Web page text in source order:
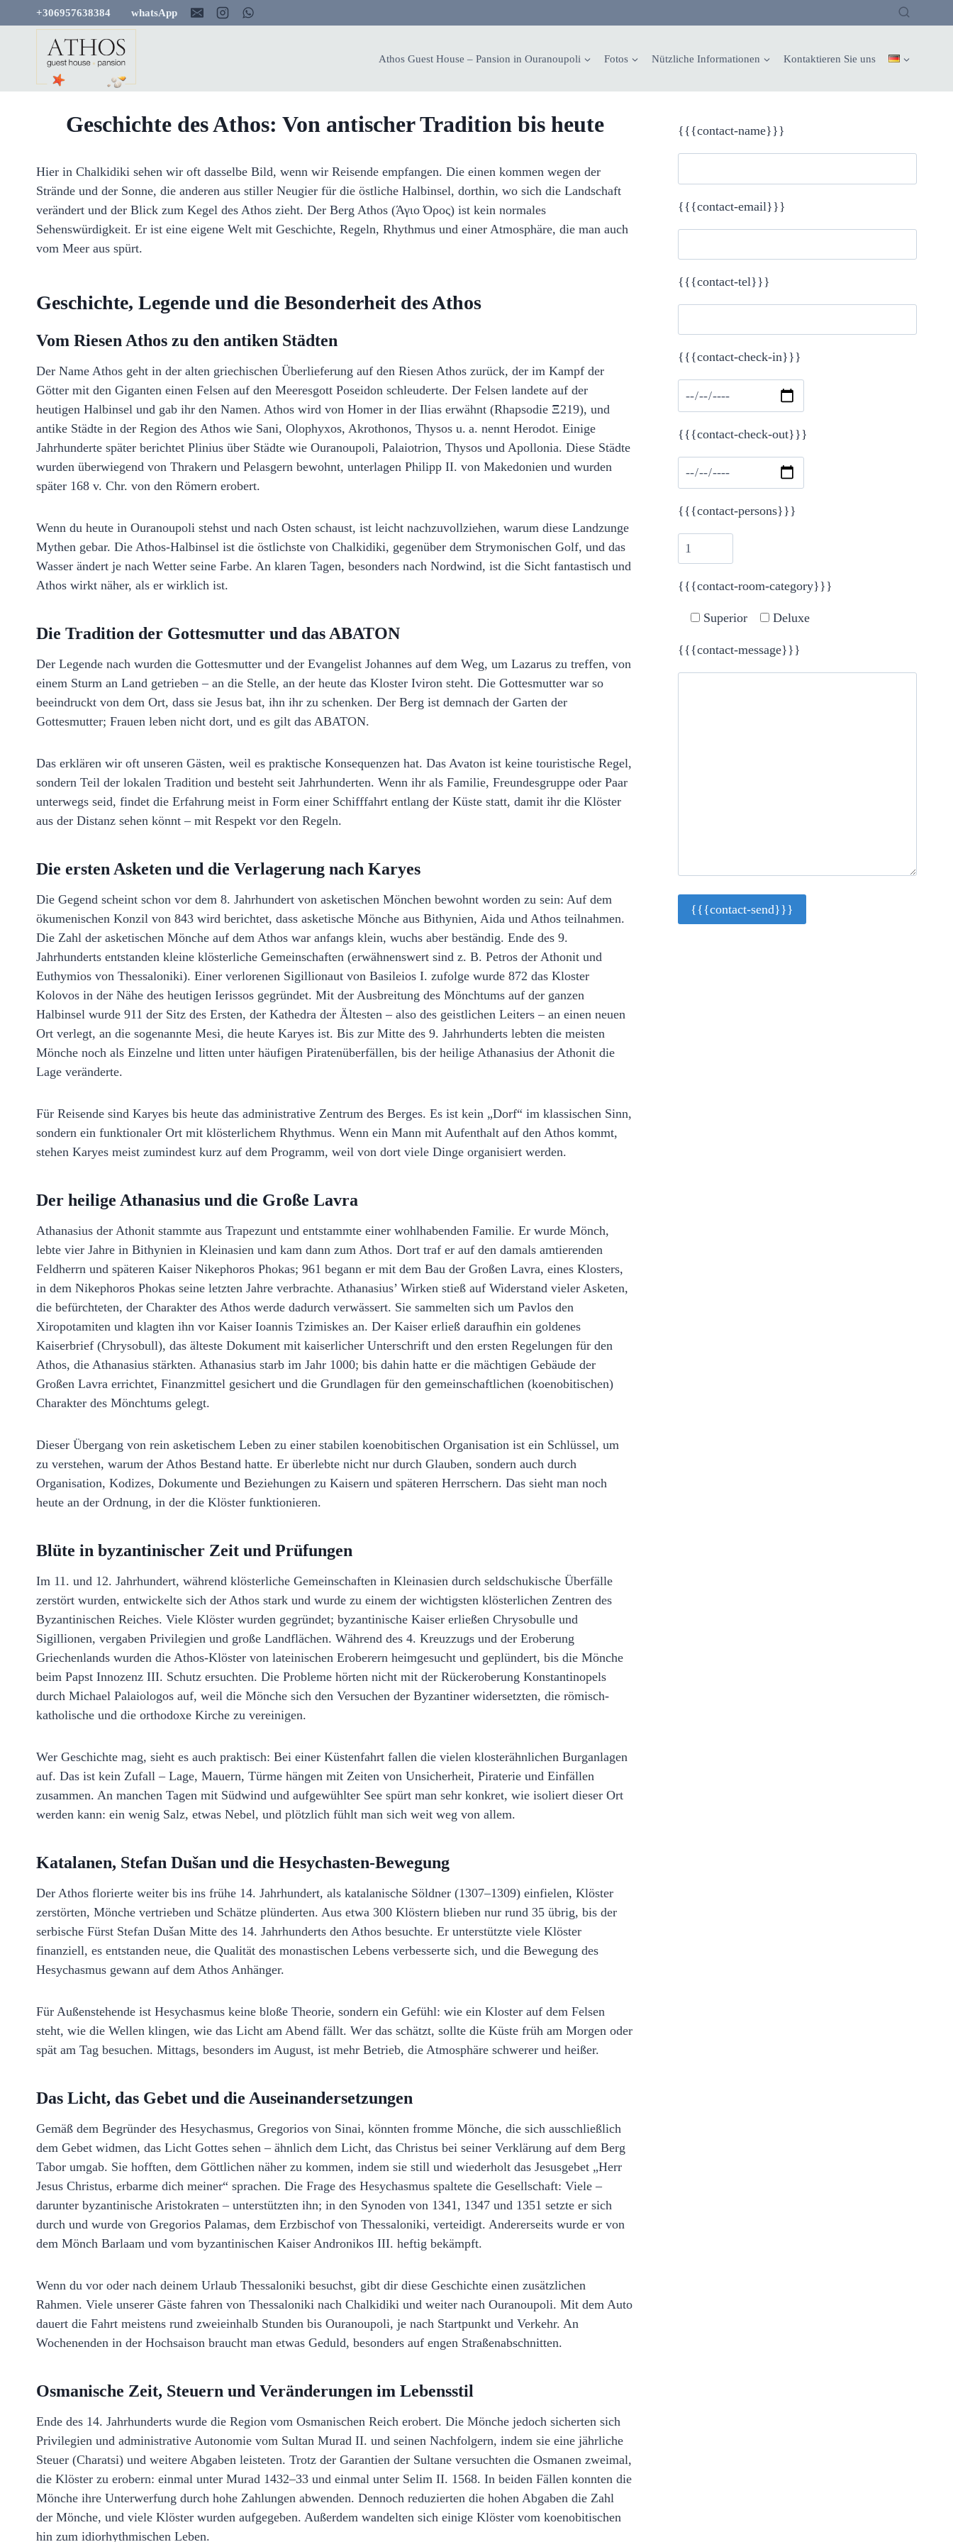
Inhalt
+306957638384 whatsApp
Athos Guest House – Pansion in Ouranoupoli Fotos Nützliche Informationen Kontaktieren Sie uns
Geschichte des Athos: Von antischer Tradition bis heute
Hier in Chalkidiki sehen wir oft dasselbe Bild, wenn wir Reisende empfangen. Die einen kommen wegen der
Strände und der Sonne, die anderen aus stiller Neugier für die östliche Halbinsel, dorthin, wo sich die Landschaft
verändert und der Blick zum Kegel des Athos zieht. Der Berg Athos (Άγιο Όρος) ist kein normales
Sehenswürdigkeit. Er ist eine eigene Welt mit Geschichte, Regeln, Rhythmus und einer Atmosphäre, die man auch
vom Meer aus spürt.
Geschichte, Legende und die Besonderheit des Athos
Vom Riesen Athos zu den antiken Städten
Der Name Athos geht in der alten griechischen Überlieferung auf den Riesen Athos zurück, der im Kampf der
Götter mit den Giganten einen Felsen auf den Meeresgott Poseidon schleuderte. Der Felsen landete auf der
heutigen Halbinsel und gab ihr den Namen. Athos wird von Homer in der Ilias erwähnt (Rhapsodie Ξ219), und
antike Städte in der Region des Athos wie Sani, Olophyxos, Akrothonos, Thysos u. a. nennt Herodot. Einige
Jahrhunderte später berichtet Plinius über Städte wie Ouranoupoli, Palaiotrion, Thysos und Apollonia. Diese Städte
wurden überwiegend von Thrakern und Pelasgern bewohnt, unterlagen Philipp II. von Makedonien und wurden
später 168 v. Chr. von den Römern erobert.
Wenn du heute in Ouranoupoli stehst und nach Osten schaust, ist leicht nachzuvollziehen, warum diese Landzunge
Mythen gebar. Die Athos-Halbinsel ist die östlichste von Chalkidiki, gegenüber dem Strymonischen Golf, und das
Wasser ändert je nach Wetter seine Farbe. An klaren Tagen, besonders nach Nordwind, ist die Sicht fantastisch und
Athos wirkt näher, als er wirklich ist.
Die Tradition der Gottesmutter und das ABATON
Der Legende nach wurden die Gottesmutter und der Evangelist Johannes auf dem Weg, um Lazarus zu treffen, von
einem Sturm an Land getrieben – an die Stelle, an der heute das Kloster Iviron steht. Die Gottesmutter war so
beeindruckt von dem Ort, dass sie Jesus bat, ihn ihr zu schenken. Der Berg ist demnach der Garten der
Gottesmutter; Frauen leben nicht dort, und es gilt das ABATON.
Das erklären wir oft unseren Gästen, weil es praktische Konsequenzen hat. Das Avaton ist keine touristische Regel,
sondern Teil der lokalen Tradition und besteht seit Jahrhunderten. Wenn ihr als Familie, Freundesgruppe oder Paar
unterwegs seid, findet die Erfahrung meist in Form einer Schifffahrt entlang der Küste statt, damit ihr die Klöster
aus der Distanz sehen könnt – mit Respekt vor den Regeln.
Die ersten Asketen und die Verlagerung nach Karyes
Die Gegend scheint schon vor dem 8. Jahrhundert von asketischen Mönchen bewohnt worden zu sein: Auf dem
ökumenischen Konzil von 843 wird berichtet, dass asketische Mönche aus Bithynien, Aida und Athos teilnahmen.
Die Zahl der asketischen Mönche auf dem Athos war anfangs klein, wuchs aber beständig. Ende des 9.
Jahrhunderts entstanden kleine klösterliche Gemeinschaften (erwähnenswert sind z. B. Petros der Athonit und
Euthymios von Thessaloniki). Einer verlorenen Sigillionaut von Basileios I. zufolge wurde 872 das Kloster
Kolovos in der Nähe des heutigen Ierissos gegründet. Mit der Ausbreitung des Mönchtums auf der ganzen
Halbinsel wurde 911 der Sitz des Ersten, der Kathedra der Ältesten – also des geistlichen Leiters – an einen neuen
Ort verlegt, an die sogenannte Mesi, die heute Karyes ist. Bis zur Mitte des 9. Jahrhunderts lebten die meisten
Mönche noch als Einzelne und litten unter häufigen Piratenüberfällen, bis der heilige Athanasius der Athonit die
Lage veränderte.
Für Reisende sind Karyes bis heute das administrative Zentrum des Berges. Es ist kein „Dorf“ im klassischen Sinn,
sondern ein funktionaler Ort mit klösterlichem Rhythmus. Wenn ein Mann mit Aufenthalt auf den Athos kommt,
stehen Karyes meist zumindest kurz auf dem Programm, weil von dort viele Dinge organisiert werden.
Der heilige Athanasius und die Große Lavra
Athanasius der Athonit stammte aus Trapezunt und entstammte einer wohlhabenden Familie. Er wurde Mönch,
lebte vier Jahre in Bithynien in Kleinasien und kam dann zum Athos. Dort traf er auf den damals amtierenden
Feldherrn und späteren Kaiser Nikephoros Phokas; 961 begann er mit dem Bau der Großen Lavra, eines Klosters,
in dem Nikephoros Phokas seine letzten Jahre verbrachte. Athanasius’ Wirken stieß auf Widerstand vieler Asketen,
die befürchteten, der Charakter des Athos werde dadurch verwässert. Sie sammelten sich um Pavlos den
Xiropotamiten und klagten ihn vor Kaiser Ioannis Tzimiskes an. Der Kaiser erließ daraufhin ein goldenes
Kaiserbrief (Chrysobull), das älteste Dokument mit kaiserlicher Unterschrift und den ersten Regelungen für den
Athos, die Athanasius stärkten. Athanasius starb im Jahr 1000; bis dahin hatte er die mächtigen Gebäude der
Großen Lavra errichtet, Finanzmittel gesichert und die Grundlagen für den gemeinschaftlichen (koenobitischen)
Charakter des Mönchtums gelegt.
Dieser Übergang von rein asketischem Leben zu einer stabilen koenobitischen Organisation ist ein Schlüssel, um
zu verstehen, warum der Athos Bestand hatte. Er überlebte nicht nur durch Glauben, sondern auch durch
Organisation, Kodizes, Dokumente und Beziehungen zu Kaisern und späteren Herrschern. Das sieht man noch
heute an der Ordnung, in der die Klöster funktionieren.
Blüte in byzantinischer Zeit und Prüfungen
Im 11. und 12. Jahrhundert, während klösterliche Gemeinschaften in Kleinasien durch seldschukische Überfälle
zerstört wurden, entwickelte sich der Athos stark und wurde zu einem der wichtigsten klösterlichen Zentren des
Byzantinischen Reiches. Viele Klöster wurden gegründet; byzantinische Kaiser erließen Chrysobulle und
Sigillionen, vergaben Privilegien und große Landflächen. Während des 4. Kreuzzugs und der Eroberung
Griechenlands wurden die Athos-Klöster von lateinischen Eroberern heimgesucht und geplündert, bis die Mönche
beim Papst Innozenz III. Schutz ersuchten. Die Probleme hörten nicht mit der Rückeroberung Konstantinopels
durch Michael Palaiologos auf, weil die Mönche sich den Versuchen der Byzantiner widersetzten, die römisch-
katholische und die orthodoxe Kirche zu vereinigen.
Wer Geschichte mag, sieht es auch praktisch: Bei einer Küstenfahrt fallen die vielen klosterähnlichen Burganlagen
auf. Das ist kein Zufall – Lage, Mauern, Türme hängen mit Zeiten von Unsicherheit, Piraterie und Einfällen
zusammen. An manchen Tagen mit Südwind und aufgewühlter See spürt man sehr konkret, wie isoliert dieser Ort
werden kann: ein wenig Salz, etwas Nebel, und plötzlich fühlt man sich weit weg von allem.
Katalanen, Stefan Dušan und die Hesychasten-Bewegung
Der Athos florierte weiter bis ins frühe 14. Jahrhundert, als katalanische Söldner (1307–1309) einfielen, Klöster
zerstörten, Mönche vertrieben und Schätze plünderten. Aus etwa 300 Klöstern blieben nur rund 35 übrig, bis der
serbische Fürst Stefan Dušan Mitte des 14. Jahrhunderts den Athos besuchte. Er unterstützte viele Klöster
finanziell, es entstanden neue, die Qualität des monastischen Lebens verbesserte sich, und die Bewegung des
Hesychasmus gewann auf dem Athos Anhänger.
Für Außenstehende ist Hesychasmus keine bloße Theorie, sondern ein Gefühl: wie ein Kloster auf dem Felsen
steht, wie die Wellen klingen, wie das Licht am Abend fällt. Wer das schätzt, sollte die Küste früh am Morgen oder
spät am Tag besuchen. Mittags, besonders im August, ist mehr Betrieb, die Atmosphäre schwerer und heißer.
Das Licht, das Gebet und die Auseinandersetzungen
Gemäß dem Begründer des Hesychasmus, Gregorios von Sinai, könnten fromme Mönche, die sich ausschließlich
dem Gebet widmen, das Licht Gottes sehen – ähnlich dem Licht, das Christus bei seiner Verklärung auf dem Berg
Tabor umgab. Sie hofften, dem Göttlichen näher zu kommen, indem sie still und wiederholt das Jesusgebet „Herr
Jesus Christus, erbarme dich meiner“ sprachen. Die Frage des Hesychasmus spaltete die Gesellschaft: Viele –
darunter byzantinische Aristokraten – unterstützten ihn; in den Synoden von 1341, 1347 und 1351 setzte er sich
durch und wurde von Gregorios Palamas, dem Erzbischof von Thessaloniki, verteidigt. Andererseits wurde er von
dem Mönch Barlaam und vom byzantinischen Kaiser Andronikos III. heftig bekämpft.
Wenn du vor oder nach deinem Urlaub Thessaloniki besuchst, gibt dir diese Geschichte einen zusätzlichen
Rahmen. Viele unserer Gäste fahren von Thessaloniki nach Chalkidiki und weiter nach Ouranoupoli. Mit dem Auto
dauert die Fahrt meistens rund zweieinhalb Stunden bis Ouranoupoli, je nach Startpunkt und Verkehr. An
Wochenenden in der Hochsaison braucht man etwas Geduld, besonders auf engen Straßenabschnitten.
Osmanische Zeit, Steuern und Veränderungen im Lebensstil
Ende des 14. Jahrhunderts wurde die Region vom Osmanischen Reich erobert. Die Mönche jedoch sicherten sich
Privilegien und administrative Autonomie vom Sultan Murad II. und seinen Nachfolgern, indem sie eine jährliche
Steuer (Charatsi) und weitere Abgaben leisteten. Trotz der Garantien der Sultane versuchten die Osmanen zweimal,
die Klöster zu erobern: einmal unter Murad 1432–33 und einmal unter Selim II. 1568. In beiden Fällen konnten die
Mönche ihre Unterwerfung durch hohe Zahlungen abwenden. Dennoch reduzierten die hohen Abgaben die Zahl
der Mönche, und viele Klöster wurden aufgegeben. Außerdem wandelten sich einige Klöster vom koenobitischen
hin zum idiorhythmischen Leben.
{{{contact-name}}}
{{{contact-email}}}
{{{contact-tel}}}
Please leave this field empty.
{{{contact-check-in}}}
{{{contact-check-out}}}
{{{contact-persons}}}
{{{contact-room-category}}}
Superior Deluxe
{{{contact-message}}}